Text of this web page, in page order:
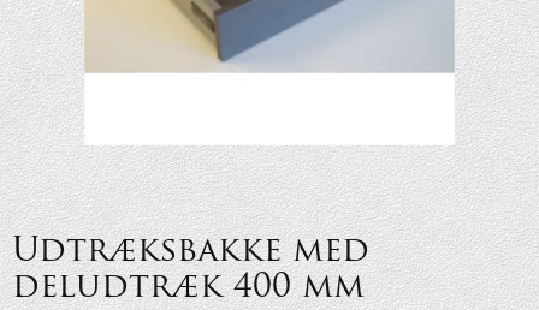
Udtræksbakke med
deludtræk 400 mm